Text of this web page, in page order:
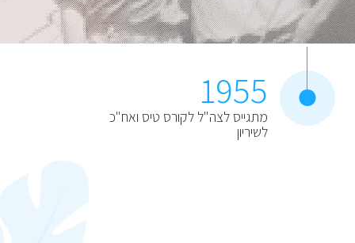
1955
מתגייס לצה"ל לקורס טיס ואח"כ
לשיריון